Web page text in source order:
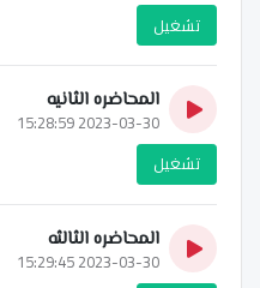
تشغيل
المحاضره الثانيه
2023-03-30 15:28:59
تشغيل
المحاضره الثالثه
2023-03-30 15:29:45